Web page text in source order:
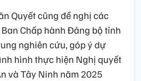
Quyết cũng đề nghị các
Chấp hành Đảng bộ tỉnh
nghiên cứu, góp ý dự
hình thực hiện Nghị quyết
và Tây Ninh năm 2025